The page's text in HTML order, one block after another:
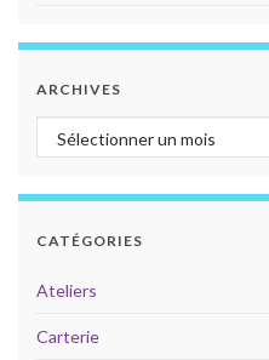
ARCHIVES
Archives
CATÉGORIES
Ateliers
Carterie